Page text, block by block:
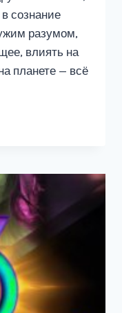
сознание
разумом,
влиять на
планете — всё